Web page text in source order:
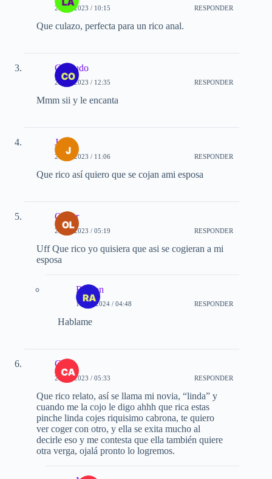
25-08-2023 / 10:15 RESPONDER
Que culazo, perfecta para un rico anal.
Cornudo
25-08-2023 / 12:35 RESPONDER
Mmm sii y le encanta
Jorge
26-08-2023 / 11:06 RESPONDER
Que rico así quiero que se cojan ami esposa
Oliver
27-08-2023 / 05:19 RESPONDER
Uff Que rico yo quisiera que asi se cogieran a mi
esposa
Ramon
11-08-2024 / 04:48 RESPONDER
Hablame
Carl
28-08-2023 / 05:33 RESPONDER
Que rico relato, así se llama mi novia, “linda” y
cuando me la cojo le digo ahhh que rica estas
pinche linda cojes riquisimo cabrona, te quiero
ver coger con otro, y ella se exita mucho al
decirle eso y me contesta que ella también quiere
otra verga, ojalá pronto lo logremos.